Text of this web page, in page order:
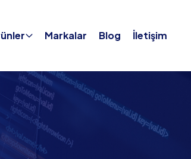
Markalar Blog İletişim